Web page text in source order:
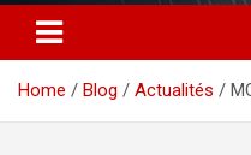
Home Blog Actualités